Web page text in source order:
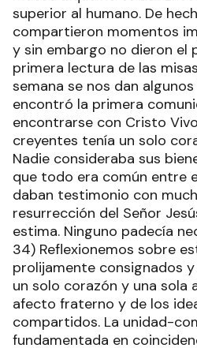
superior al humano. De
compartieron momentos
y sin embargo no dieron el
primera lectura de las
semana se nos dan algunos
encontró la primera
encontrarse con Cristo
creyentes tenía un solo
Nadie consideraba sus
que todo era común entre
daban testimonio con
resurrección del Señor
estima. Ninguno padecía
34) Reflexionemos sobre
prolijamente consignados y
un solo corazón y una sola
afecto fraterno y de los
compartidos. La unidad-
fundamentada en